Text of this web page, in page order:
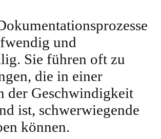
und
Sie führen oft zu
die in einer
der Geschwindigkeit
ist, schwerwiegende
können.